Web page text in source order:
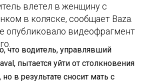
влетел в женщину с
в коляске, сообщает Baza.
опубликовало видеофрагмент
что водитель, управлявший
пытается уйти от столкновения
в результате сносит мать с